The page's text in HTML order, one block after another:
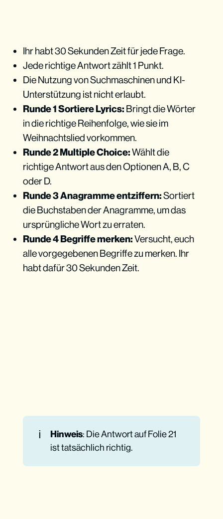
Ihr habt 30 Sekunden Zeit für jede Frage.
Jede richtige Antwort zählt 1 Punkt.
Die Nutzung von Suchmaschinen und KI-
Unterstützung ist nicht erlaubt.
Runde 1 Sortiere Lyrics: Bringt die Wörter
in die richtige Reihenfolge, wie sie im
Weihnachtslied vorkommen.
Runde 2 Multiple Choice:Wählt die
richtige Antwort aus den Optionen A, B, C
oder D.
Runde 3 Anagramme entziffern:Sortiert
die Buchstaben der Anagramme, um das
ursprüngliche Wort zu erraten.
Runde 4 Begriffe merken:Versucht, euch
alle vorgegebenen Begriffe zu merken. Ihr
habt dafür 30 Sekunden Zeit.
ℹ️ Hinweis: Die Antwort auf Folie 21
ist tatsächlich richtig.